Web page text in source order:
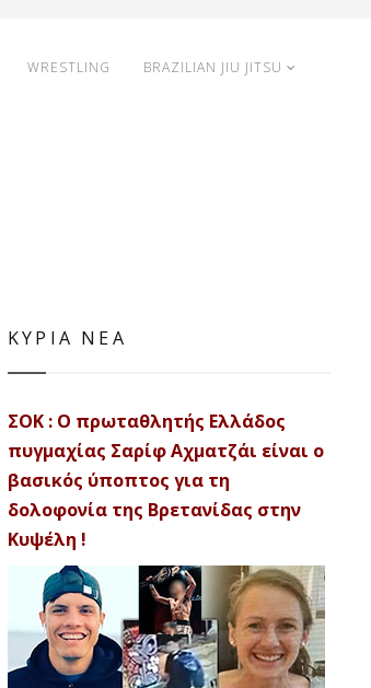
WRESTLING BRAZILIAN JIU JITSU
ΚΥΡΙΑ ΝΕΑ
ΣΟΚ : Ο πρωταθλητής Ελλάδος
πυγμαχίας Σαρίφ Αχματζάι είναι ο
βασικός ύποπτος για τη
δολοφονία της Βρετανίδας στην
Κυψέλη !